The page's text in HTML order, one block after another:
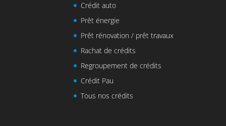
Crédit auto
Prêt énergie
Prêt rénovation / prêt travaux
Rachat de crédits
Regroupement de crédits
Crédit Pau
Tous nos crédits